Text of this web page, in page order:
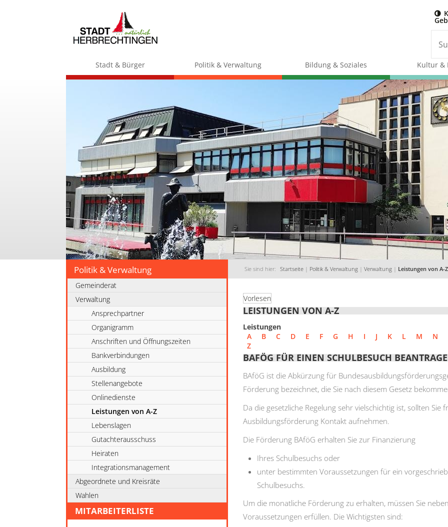
Stadt & Bürger Politik & Verwaltung Bildung & Soziales Kultur &
Politik & Verwaltung Sie sind hier: Startseite | Politik & Verwaltung | Verwaltung | Leistungen von A-Z
Gemeinderat
Verwaltung
Ansprechpartner
Organigramm
Anschriften und Öffnungszeiten
Bankverbindungen
Ausbildung
Stellenangebote
Onlinedienste
Leistungen von A-Z
Lebenslagen
Gutachterausschuss
Heiraten
Integrationsmanagement
Abgeordnete und Kreisräte
Wahlen
MITARBEITERLISTE
Vorlesen
LEISTUNGEN VON A-Z
Leistungen
A
B C D E F G H I J K L M N
Z
BAFÖG FÜR EINEN SCHULBESUCH
BAföG ist die Abkürzung für
Förderung bezeichnet, die Sie nach diesem Gesetz
Da die gesetzliche Regelung sehr vielschichtig ist, sollten Sie
Ausbildungsförderung Kontakt aufnehmen.
Die Förderung BAföG erhalten Sie zur Finanzierung
Ihres Schulbesuchs oder
unter bestimmten Voraussetzungen für ein
Schulbesuchs.
Um die monatliche Förderung zu erhalten, müssen Sie
Voraussetzungen erfüllen. Die Wichtigsten sind: